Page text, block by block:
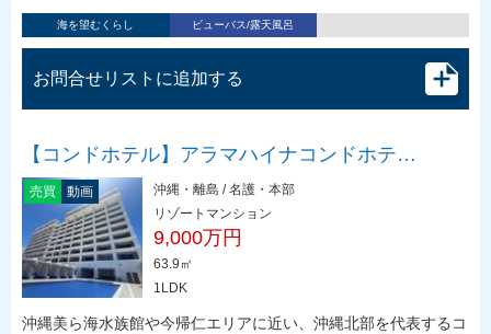
海を望むくらし ビューバス/露天風呂
お問合せリストに追加する
【コンドホテル】アラマハイナコンドホテ…
売買 動画
沖縄・離島 / 名護・本部
リゾートマンション
9,000万円
63.9㎡
1LDK
沖縄美ら海水族館や今帰仁エリアに近い、沖縄北部を代表するコ